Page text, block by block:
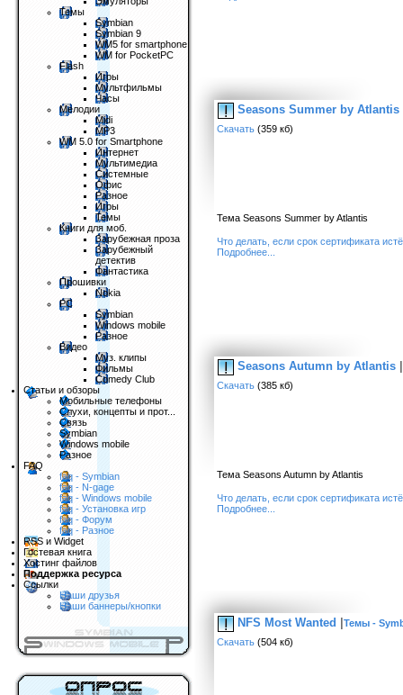
Темы
Symbian
Symbian 9
WM5 for smartphone
WM for PocketPC
Flash
Игры
Мультфильмы
Часы
Мелодии
Midi
MP3
WM 5.0 for Smartphone
Интернет
Мультимедиа
Системные
Офис
Разное
Игры
Темы
Книги для моб.
Зарубежная проза
Зарубежный
детектив
Фантастика
Прошивки
Nokia
PC
Symbian
Windows mobile
Разное
Видео
Муз. клипы
Фильмы
Comedy Club
Статьи и обзоры
Мобильные телефоны
Слухи, концепты и прот...
Связь
Symbian
Windows mobile
Разное
FAQ
faq - Symbian
faq - N-gage
faq - Windows mobile
faq - Установка игр
faq - Форум
faq - Разное
RSS и Widget
Гостевая книга
Хостинг файлов
Поддержка ресурса
Ссылки
Наши друзья
Наши баннеры/кнопки
Seasons Summer by Atlantis
Скачать (359 кб)
Тема Seasons Summer by Atlantis
Что делать, если срок сертификата
Подробнее...
Seasons Autumn by Atlantis |
Скачать (385 кб)
Тема Seasons Autumn by Atlantis
Что делать, если срок сертификата
Подробнее...
NFS Most Wanted |Темы -
Скачать (504 кб)